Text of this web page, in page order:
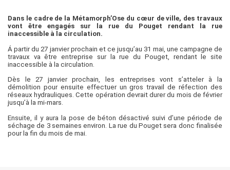
Dans le cadre de la Métamorph’Ose du cœur de ville, des travaux
vont être engagés sur la rue du Pouget rendant la rue
inaccessible à la circulation.
Á partir du 27 janvier prochain et ce jusqu’au 31 mai, une campagne de
travaux va être entreprise sur la rue du Pouget, rendant le site
inaccessible à la circulation.
Dès le 27 janvier prochain, les entreprises vont s’atteler à la
démolition pour ensuite effectuer un gros travail de réfection des
réseaux hydrauliques. Cette opération devrait durer du mois de février
jusqu’à la mi-mars.
Ensuite, il y aura la pose de béton désactivé suivi d’une période de
séchage de 3 semaines environ. La rue du Pouget sera donc finalisée
pour la fin du mois de mai.